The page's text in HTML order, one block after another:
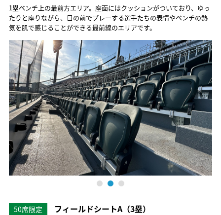
1塁ベンチ上の最前方エリア。座面にはクッションがついており、ゆっ
たりと座りながら、目の前でプレーする選手たちの表情やベンチの熱
気を肌で感じることができる最前線のエリアです。
50席限定 フィールドシートA（3塁）